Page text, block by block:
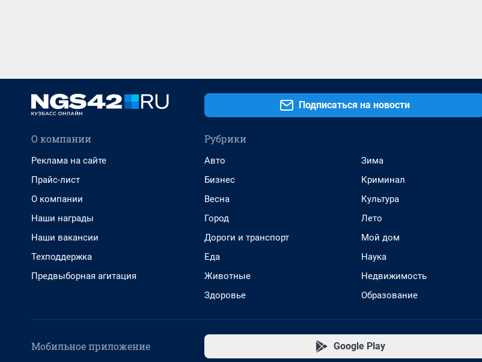
Подписаться на новости
О компании
Реклама на сайте
Прайс-лист
О компании
Наши награды
Наши вакансии
Техподдержка
Предвыборная агитация
Рубрики
Авто
Бизнес
Весна
Город
Дороги и транспорт
Еда
Животные
Здоровье
Зима
Криминал
Культура
Лето
Мой дом
Наука
Недвижимость
Образование
Мобильное приложение Google Play